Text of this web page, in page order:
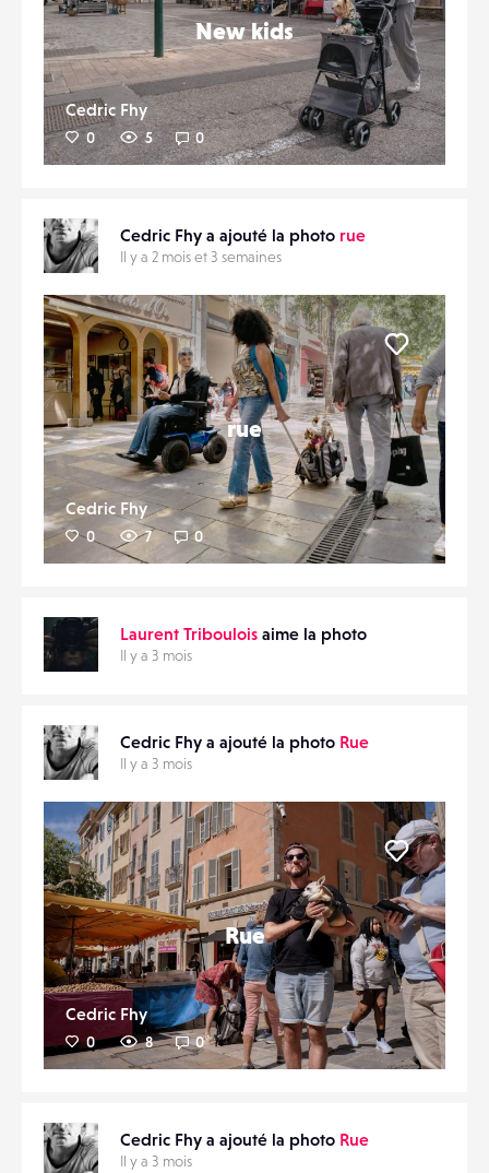
New kids
Cedric Fhy
0 5 0
Cedric Fhy a ajouté la photo rue
Il y a 2 mois et 3 semaines
rue
Cedric Fhy
0 7 0
Liker
Laurent Triboulois aime la photo
Il y a 3 mois
Cedric Fhy a ajouté la photo Rue
Il y a 3 mois
Rue
Cedric Fhy
0 8 0
Liker
Cedric Fhy a ajouté la photo Rue
Il y a 3 mois